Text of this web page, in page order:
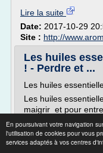
En poursuivant votre navigation
l'utilisation de cookies pour vous
services adaptés à vos centres
Lire la suite
Date: 2017-10-29
Site : http://
Les huiles
! - Perdre et ...
Les huiles
Les huiles
maigrir et pour
l'emploi des
prisé par un nombre
Cette tendance pour